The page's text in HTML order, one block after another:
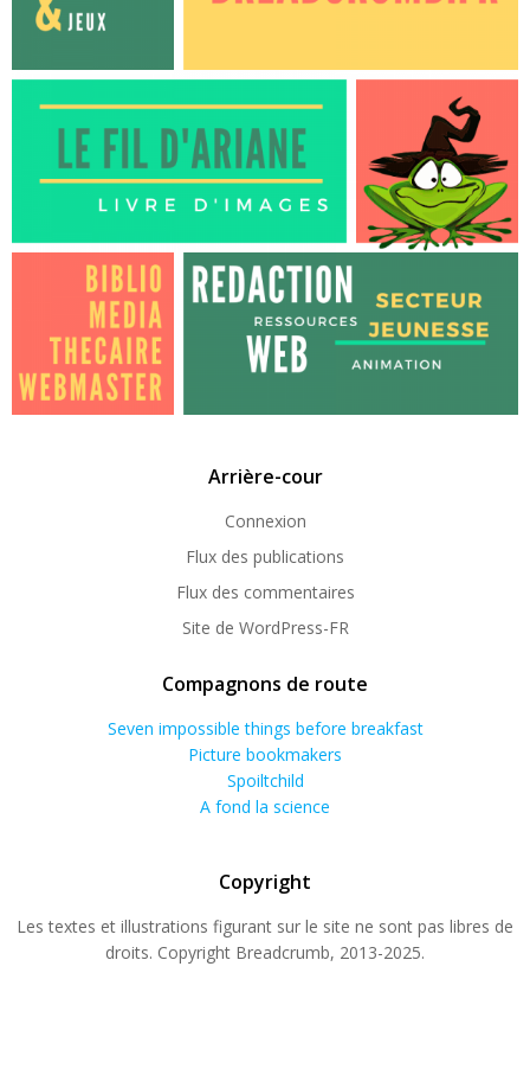
Arrière-cour
Connexion
Flux des publications
Flux des commentaires
Site de WordPress-FR
Compagnons de route
Seven impossible things before breakfast
Picture bookmakers
Spoiltchild
A fond la science
Copyright
Les textes et illustrations figurant sur le site ne sont pas libres de
droits. Copyright Breadcrumb, 2013-2025.